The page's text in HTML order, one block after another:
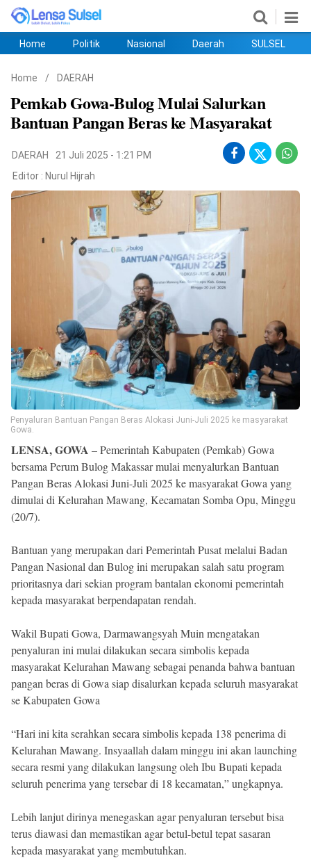
lensasulsel.com
Home Politik Nasional Daerah SULSEL
Home / DAERAH
Pemkab Gowa-Bulog Mulai Salurkan
Bantuan Pangan Beras ke Masyarakat
DAERAH
21 Juli 2025 - 1:21 PM
Editor : Nurul Hijrah
Penyaluran Bantuan Pangan Beras Alokasi Juni-Juli 2025 ke masyarakat
Gowa.
LENSA, GOWA – Pemerintah Kabupaten (Pemkab) Gowa
bersama Perum Bulog Makassar mulai menyalurkan Bantuan
Pangan Beras Alokasi Juni-Juli 2025 ke masyarakat Gowa yang
dimulai di Kelurahan Mawang, Kecamatan Somba Opu, Minggu
(20/7).
Bantuan yang merupakan dari Pemerintah Pusat melalui Badan
Pangan Nasional dan Bulog ini merupakan salah satu program
prioritasnya dari sekian program bantalan ekonomi pemerintah
kepada masyarakat berpendapatan rendah.
Wakil Bupati Gowa, Darmawangsyah Muin mengatakan
penyaluran ini mulai dilakukan secara simbolis kepada
masyarakat Kelurahan Mawang sebagai penanda bahwa bantuan
pangan beras di Gowa siap disalurkan kepada seluruh masyarakat
se Kabupaten Gowa
“Hari ini kita serahkan secara simbolis kepada 138 penerima di
Kelurahan Mawang. Insyaallah dalam minggu ini akan launching
secara resmi yang dilakukan langsung oleh Ibu Bupati kepada
seluruh penerima yang tersebar di 18 kecamatan,” ungkapnya.
Lebih lanjut dirinya menegaskan agar penyaluran tersebut bisa
terus diawasi dan memastikan agar betul-betul tepat sasaran
kepada masyarakat yang membutuhkan.